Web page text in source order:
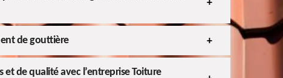
de gouttière
et de qualité avec l’entreprise Toiture